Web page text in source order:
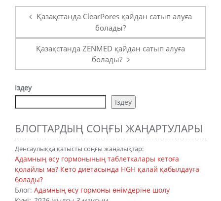
навигациясы
Қазақстанда ClearPores қайдан сатып алуға
болады?
Қазақстанда ZENMED қайдан сатып алуға
болады?
Іздеу
Іздеу
БЛОГТАРДЫҢ СОҢҒЫ ЖАҢАРТУЛАРЫ
Денсаулыққа қатысты соңғы жаңалықтар:
Адамның өсу гормонының таблеткалары кетоға
қолайлы ма? Кето диетасында HGH қалай қабылдауға
болады?
Блог: Адамның өсу гормоны өнімдеріне шолу